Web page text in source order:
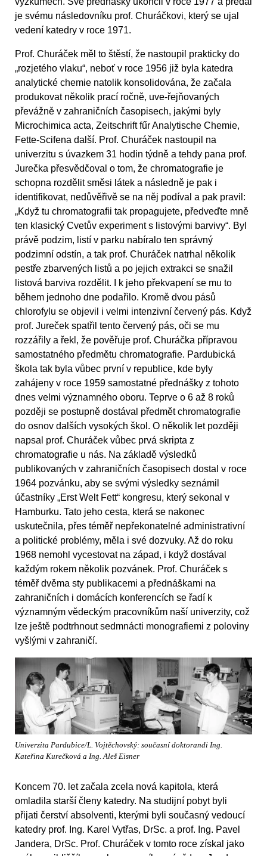
je svému následovníku prof. Churáčkovi, který se ujal
vedení katedry v roce 1971.
Prof. Churáček měl to štěstí, že nastoupil prakticky do
„rozjetého vlaku“, neboť v roce 1956 již byla katedra
analytické chemie natolik konsolidována, že začala
produkovat několik prací ročně, uve-řejňovaných
převážně v zahraničních časopisech, jakými byly
Microchimica acta, Zeitschrift fűr Analytische Chemie,
Fette-Scifena další. Prof. Churáček nastoupil na
univerzitu s úvazkem 31 hodin týdně a tehdy pana prof.
Jurečka přesvědčoval o tom, že chromatografie je
schopna rozdělit směsi látek a následně je pak i
identifikovat, nedůvěřivě se na něj podíval a pak pravil:
„Když tu chromatografii tak propagujete, předveďte mně
ten klasický Cvetův experiment s listovými barvivy“. Byl
právě podzim, listí v parku nabíralo ten správný
podzimní odstín, a tak prof. Churáček natrhal několik
pestře zbarvených listů a po jejich extrakci se snažil
listová barviva rozdělit. I k jeho překvapení se mu to
během jednoho dne podařilo. Kromě dvou pásů
chlorofylu se objevil i velmi intenzivní červený pás. Když
prof. Jureček spatřil tento červený pás, oči se mu
rozzářily a řekl, že pověřuje prof. Churáčka přípravou
samostatného předmětu chromatografie. Pardubická
škola tak byla vůbec první v republice, kde byly
zahájeny v roce 1959 samostatné přednášky z tohoto
dnes velmi významného oboru. Teprve o 6 až 8 roků
později se postupně dostával předmět chromatografie
do osnov dalších vysokých škol. O několik let později
napsal prof. Churáček vůbec prvá skripta z
chromatografie u nás. Na základě výsledků
publikovaných v zahraničních časopisech dostal v roce
1964 pozvánku, aby se svými výsledky seznámil
účastníky „Erst Welt Fett“ kongresu, který sekonal v
Hamburku. Tato jeho cesta, která se nakonec
uskutečnila, přes téměř nepřekonatelné administrativní
a politické problémy, měla i své dozvuky. Až do roku
1968 nemohl vycestovat na západ, i když dostával
každým rokem několik pozvánek. Prof. Churáček s
téměř dvěma sty publikacemi a přednáškami na
zahraničních i domácích konferencích se řadí k
významným vědeckým pracovníkům naší univerzity, což
lze ještě podtrhnout sedmnácti monografiemi z poloviny
vyšlými v zahraničí.
Univerzita Pardubice/L. Vojtěchovský: současní doktorandi Ing.
Kateřina Kurečková a Ing. Aleš Eisner
Koncem 70. let začala zcela nová kapitola, která
omladila starší členy katedry. Na studijní pobyt byli
přijati čerství absolventi, kterými byli současný vedoucí
katedry prof. Ing. Karel Vytřas, DrSc. a prof. Ing. Pavel
Jandera, DrSc. Prof. Churáček v tomto roce získal jako